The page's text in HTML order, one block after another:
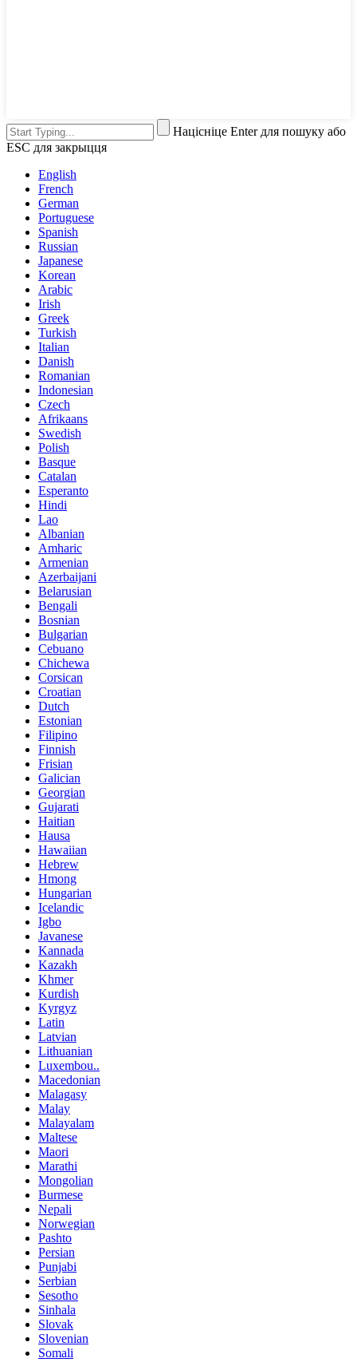
Націсніце Enter для пошуку або
ESC для закрыцця
English
French
German
Portuguese
Spanish
Russian
Japanese
Korean
Arabic
Irish
Greek
Turkish
Italian
Danish
Romanian
Indonesian
Czech
Afrikaans
Swedish
Polish
Basque
Catalan
Esperanto
Hindi
Lao
Albanian
Amharic
Armenian
Azerbaijani
Belarusian
Bengali
Bosnian
Bulgarian
Cebuano
Chichewa
Corsican
Croatian
Dutch
Estonian
Filipino
Finnish
Frisian
Galician
Georgian
Gujarati
Haitian
Hausa
Hawaiian
Hebrew
Hmong
Hungarian
Icelandic
Igbo
Javanese
Kannada
Kazakh
Khmer
Kurdish
Kyrgyz
Latin
Latvian
Lithuanian
Luxembou..
Macedonian
Malagasy
Malay
Malayalam
Maltese
Maori
Marathi
Mongolian
Burmese
Nepali
Norwegian
Pashto
Persian
Punjabi
Serbian
Sesotho
Sinhala
Slovak
Slovenian
Somali